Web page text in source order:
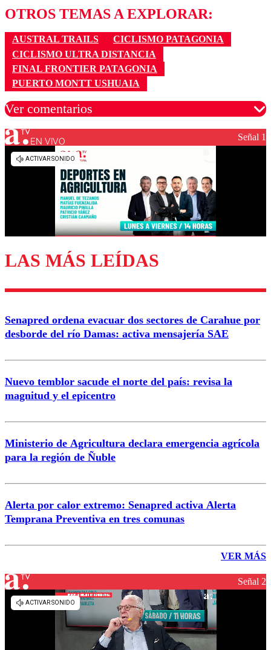
OTROS TEMAS A EXPLORAR:
AUSTRAL TRAILS
CICLISMO PATAGONIA
CICLISMO ULTRA DISTANCIA
FINAL FRONTIER PATAGONIA
PUERTO MONTT USHUAIA
Ver comentarios
Los comentarios son moderados para garantizar un
Enviar comentario
EN VIVO Señal 1
LAS MÁS LEÍDAS
Senapred ordena evacuar dos sectores de Carahue por
desborde del río Damas: activa mensajería SAE
Nuevo temblor sacude el norte del país: revisa la
magnitud y el epicentro
Ministerio de Agricultura declara emergencia agrícola
para la región de Ñuble
Alerta por calor extremo: Senapred activa Alerta
Temprana Preventiva en tres comunas
VER MÁS
Señal 2